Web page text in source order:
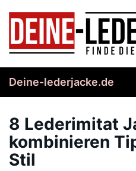
content
Deine-lederjacke.de
8 Lederimitat
kombinieren
Stil